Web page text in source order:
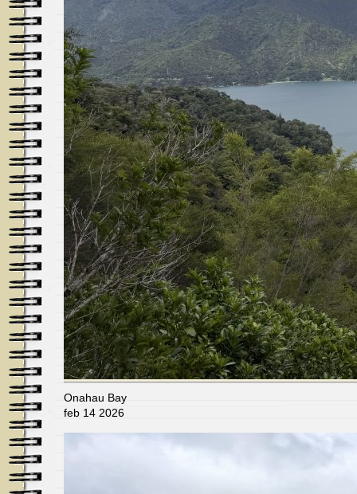
Onahau Bay
feb 14 2026